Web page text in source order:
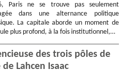
Paris ne se trouve pas seulement
dans une alternance politique
La capitale aborde un moment de
plus profond, à la fois institutionnel,…
des trois pôles de
Lahcen Isaac